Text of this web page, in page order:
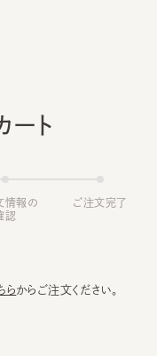
ート
情報の
認
ご注文完了
らからご注文ください。